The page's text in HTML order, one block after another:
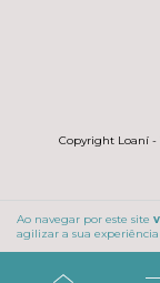
Ao navegar por este site
agilizar a sua
Copyright Loaní -